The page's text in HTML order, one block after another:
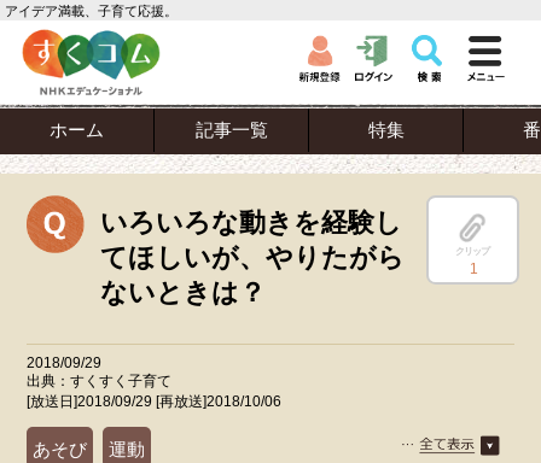
アイデア満載、子育て応援。
ホーム 記事一覧 特集
いろいろな動きを経験し
てほしいが、やりたがら
ないときは？
クリップ
1
2018/09/29
出典：すくすく子育て
[放送日]2018/09/29 [再放送]2018/10/06
あそび 運動